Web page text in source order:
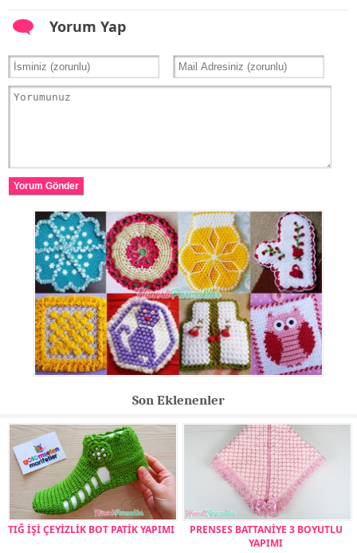
Yorum Yap
Yorum Gönder
Son Eklenenler
TIĞ İŞİ ÇEYİZLİK BOT PATİK YAPIMI
PRENSES BATTANİYE 3 BOYUTLU
YAPIMI